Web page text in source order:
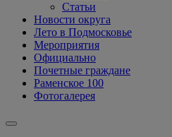
Статьи
Новости округа
Лето в Подмосковье
Мероприятия
Официально
Почетные граждане
Раменское 100
Фотогалерея